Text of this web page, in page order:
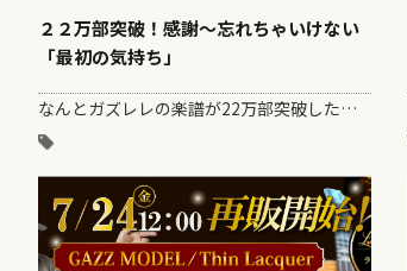
２２万部突破！感謝〜忘れちゃいけない
「最初の気持ち」
なんとガズレレの楽譜が22万部突破したらしい！！ …らしい、というのも、発売中の『ウクレレマガジン』の広告を見て、「えええーーー！！…